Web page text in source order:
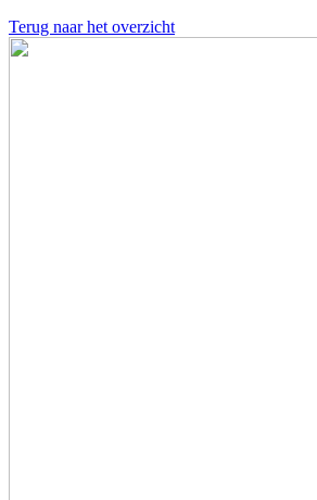
Terug naar het overzicht